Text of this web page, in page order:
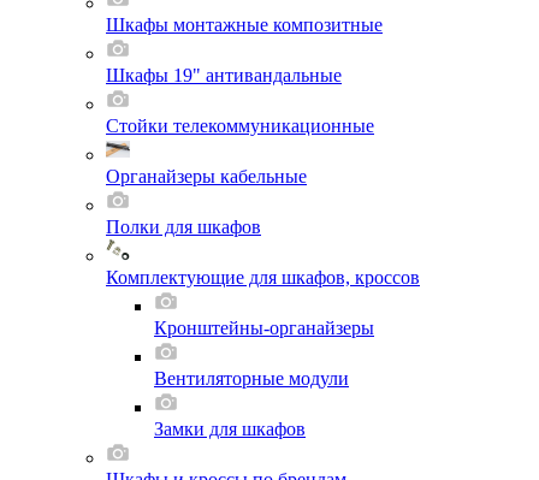
Шкафы монтажные композитные
Шкафы 19" антивандальные
Стойки телекоммуникационные
Органайзеры кабельные
Полки для шкафов
Комплектующие для шкафов, кроссов
Кронштейны-органайзеры
Вентиляторные модули
Замки для шкафов